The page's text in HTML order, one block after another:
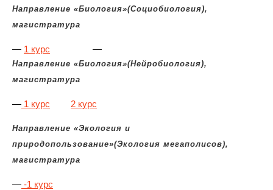
Направление «Биология»(Социобиология),
магистратура
— 1 курс —
Направление «Биология»(Нейробиология),
магистратура
— 1 курс 2 курс
Направление «Экология и
природопользование»(Экология мегаполисов),
магистратура
— -1 курс